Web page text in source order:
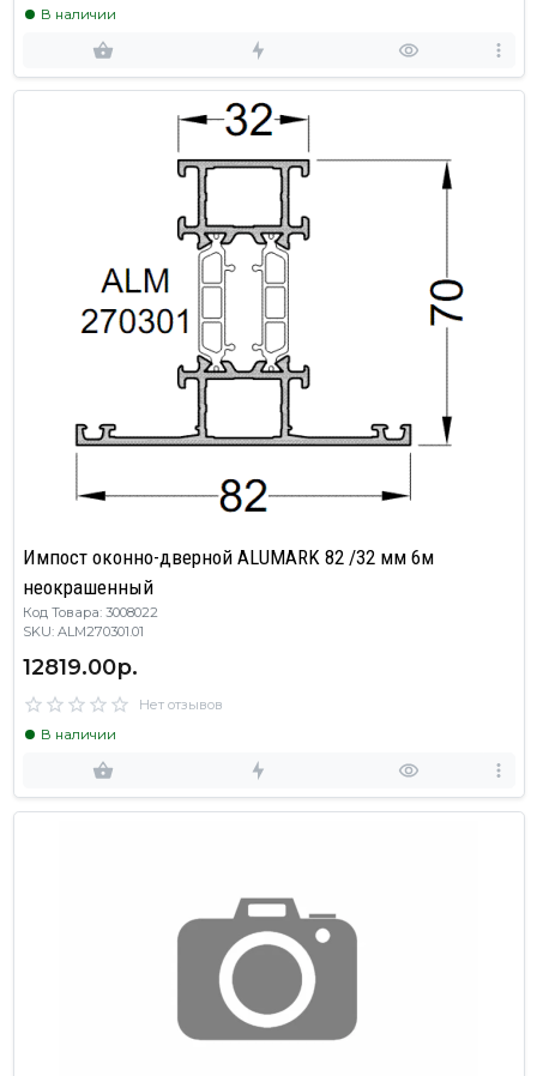
В наличии
Импост оконно-дверной ALUMARK 82 /32 мм 6м
неокрашенный
Код Товара: 3008022
SKU: ALM270301.01
12819.00р.
Нет отзывов
В наличии